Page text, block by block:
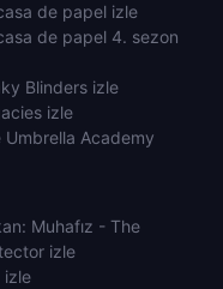
de papel izle
de papel 4. sezon
Blinders izle
izle
Umbrella Academy
Muhafız - The
izle
izle